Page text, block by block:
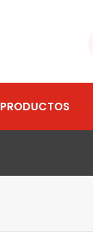
PRODUCTOS